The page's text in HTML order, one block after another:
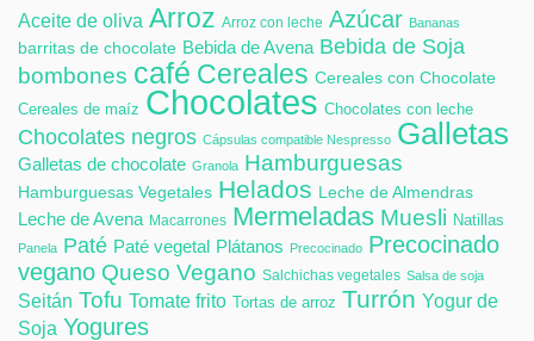
Aceite de oliva Arroz Arroz con leche Azúcar Bananas
barritas de chocolate Bebida de Avena Bebida de Soja
bombones café Cereales Cereales con Chocolate
Cereales de maíz Chocolates Chocolates con leche
Chocolates negros Cápsulas compatible Nespresso Galletas
Galletas de chocolate Granola Hamburguesas
Hamburguesas Vegetales Helados Leche de Almendras
Leche de Avena Macarrones Mermeladas Muesli Natillas
Panela Paté Paté vegetal Plátanos Precocinado Precocinado
vegano Queso Vegano Salchichas vegetales Salsa de soja
Seitán Tofu Tomate frito Tortas de arroz Turrón Yogur de
Soja Yogures